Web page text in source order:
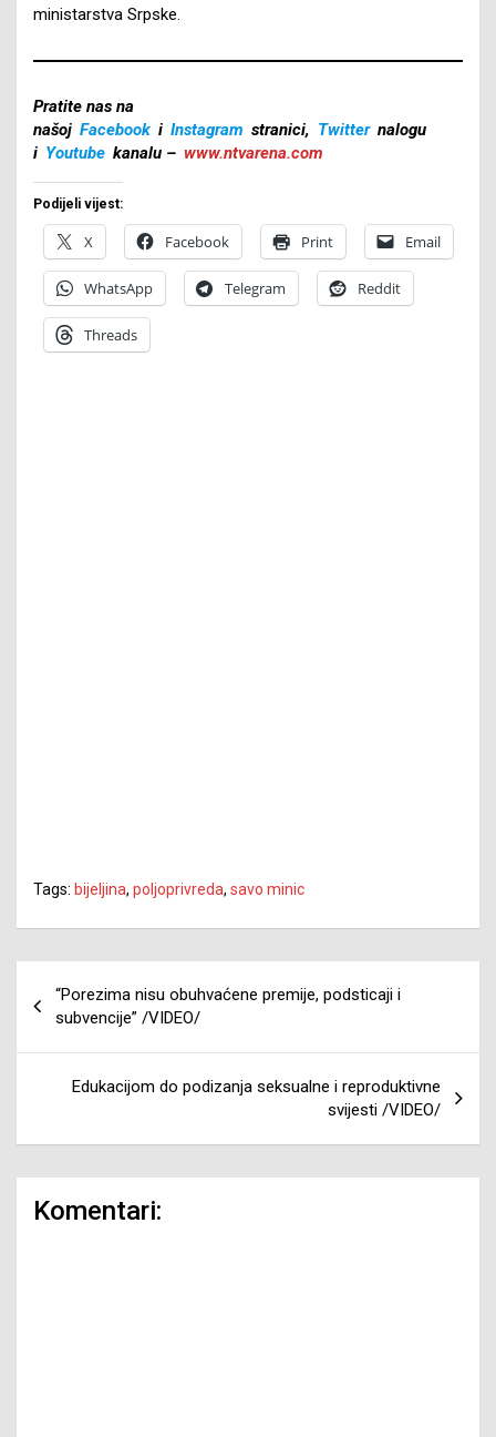
ministarstva Srpske.
Pratite nas na
našoj Facebook i Instagram stranici, Twitter nalogu
i Youtube kanalu – www.ntvarena.com
Podijeli vijest:
X Facebook Print Email
WhatsApp Telegram Reddit
Threads
Tags: bijeljina, poljoprivreda, savo minic
članaka
“Porezima nisu obuhvaćene premije, podsticaji i
subvencije” /VIDEO/
Edukacijom do podizanja seksualne i reproduktivne
svijesti /VIDEO/
Komentari: